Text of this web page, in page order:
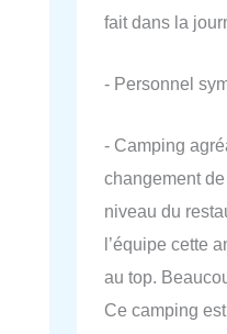
fait dans la
- Personnel
- Camping
changement
niveau du
l’équipe cette
au top.
Ce camping